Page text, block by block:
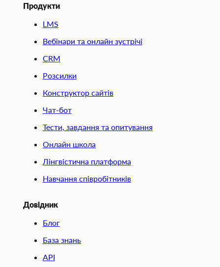
Продукти
LMS
Вебінари та онлайн зустрічі
CRM
Розсилки
Конструктор сайтів
Чат-бот
Тести, завдання та опитування
Онлайн школа
Лінгвістична платформа
Навчання співробітників
Довідник
Блог
База знань
API